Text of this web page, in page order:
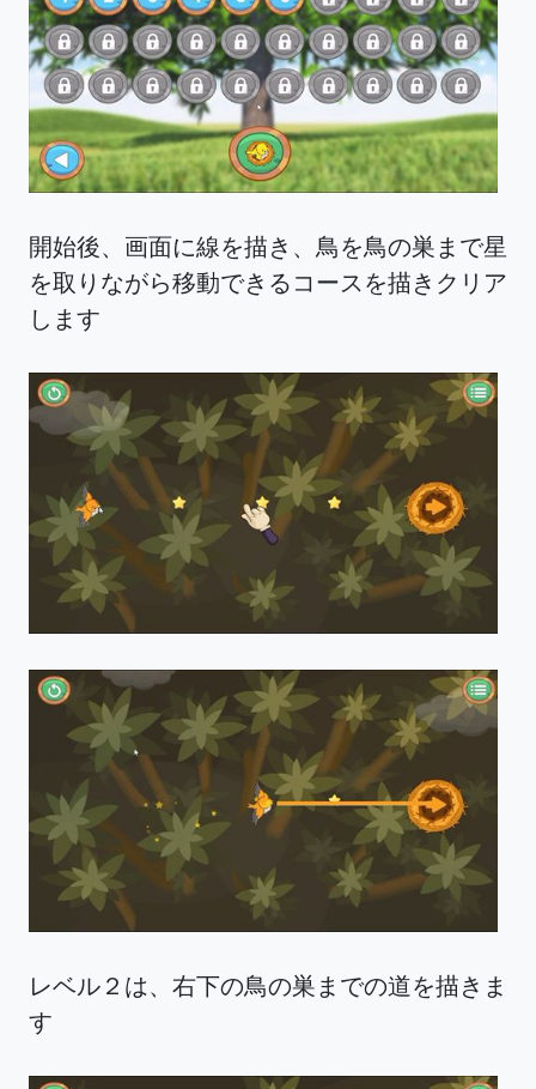
開始後、画面に線を描き、鳥を鳥の巣まで星
を取りながら移動できるコースを描きクリア
します
レベル２は、右下の鳥の巣までの道を描きま
す